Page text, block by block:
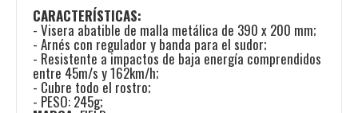
CARACTERÍSTICAS:
- Visera abatible de malla metálica de 390 x 200 mm;
- Arnés con regulador y banda para el sudor;
- Resistente a impactos de baja energía comprendidos
entre 45m/s y 162km/h;
- Cubre todo el rostro;
- PESO: 245g;